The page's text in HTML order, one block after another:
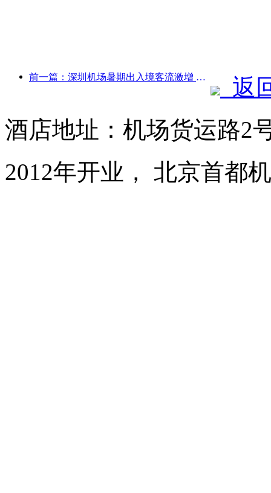
前一篇：深圳机场暑期出入境客流激增 多家外航加密中国航线
返
酒店地址：机场货运路2
2012年开业， 北京首